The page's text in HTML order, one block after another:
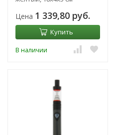
Цена 1 339,80 руб.
Купить
В наличии